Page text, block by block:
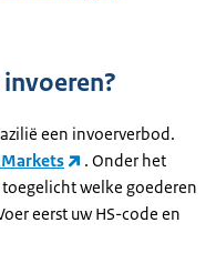
een invoerverbod.
. Onder het
welke goederen
eerst uw HS-code en